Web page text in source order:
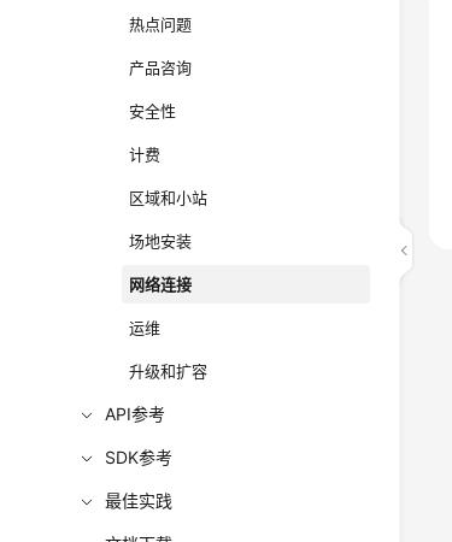
热点问题
产品咨询
安全性
计费
区域和小站
场地安装
网络连接
运维
升级和扩容
API参考
SDK参考
最佳实践